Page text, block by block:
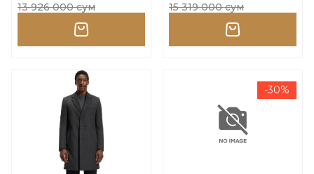
13 926 000 сум 15 319 000 сум
-30%